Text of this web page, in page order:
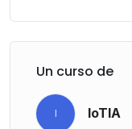
Un curso de
I IoTIA